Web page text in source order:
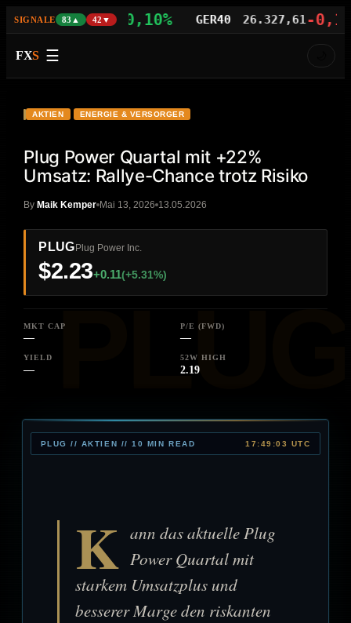
SIGNALE 83▲ 42▼
29.816,45 +0,10% GER40 26.327,61-0,13%
FXS ☰
PLUG
AKTIEN ENERGIE & VERSORGER
Plug Power Quartal mit +22%
Umsatz: Rallye-Chance trotz Risiko
ByMaik Kemper Mai 13, 2026 13.05.2026
PLUG Plug Power Inc.
$2.23+0.11(+5.31%)
MKT CAP
—
P/E (FWD)
—
YIELD
—
52W HIGH
2.19
PLUG // AKTIEN // 10 MIN READ 17:49:03 UTC
K ann das aktuelle Plug
Power Quartal mit
starkem Umsatzplus und
besserer Marge den riskanten